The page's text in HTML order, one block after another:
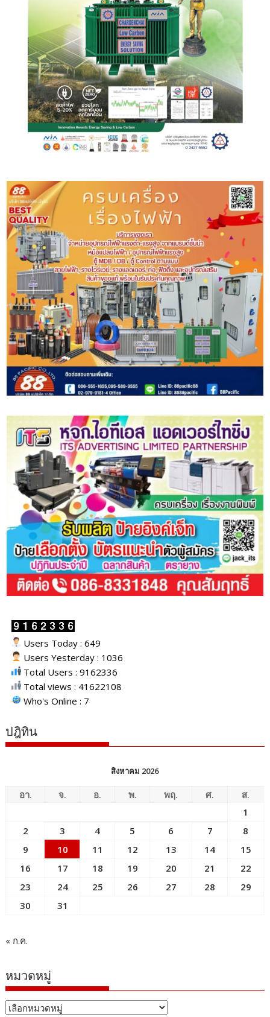
Users Today : 649
Users Yesterday : 1036
Total Users : 9162336
Total views : 41622108
Who's Online : 7
ปฎิทิน
สิงหาคม 2026
อา. จ. อ. พ. พฤ. ศ.
ส.
1
2
3 4 5 6 7
8
9
10 11 12 13 14
15
16
17 18 19 20 21
22
23
24 25 26 27 28
29
30
31
« ก.ค.
หมวดหมู่
หมวด